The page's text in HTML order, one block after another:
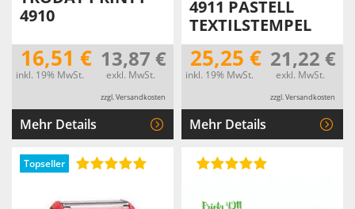
4910
16,51 €
inkl. 19% MwSt.
13,87 €
exkl. MwSt.
zzgl. Versandkosten
Mehr Details
4911 PASTELL
TEXTILSTEMPEL
25,25 €
inkl. 19% MwSt.
21,22 €
exkl. MwSt.
zzgl. Versandkosten
Mehr Details
Topseller